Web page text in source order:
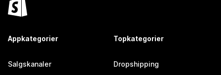
Appkategorier
Salgskanaler
Topkategorier
Dropshipping